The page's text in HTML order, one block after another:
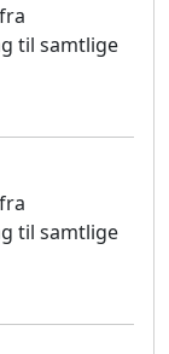
til samtlige
til samtlige